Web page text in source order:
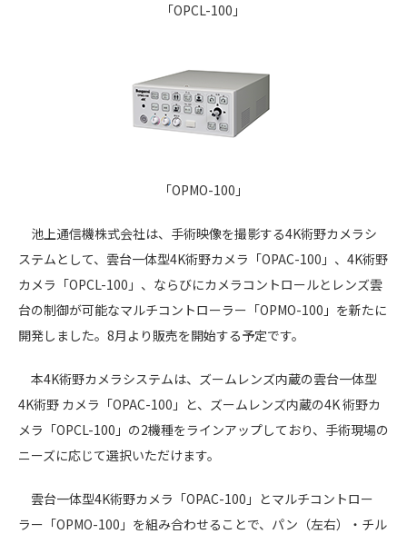
「OPCL-100」
「OPMO-100」
池上通信機株式会社は、手術映像を撮影する4K術野カメラシ
ステムとして、雲台一体型4K術野カメラ「OPAC-100」、4K術野
カメラ「OPCL-100」、ならびにカメラコントロールとレンズ雲
台の制御が可能なマルチコントローラー「OPMO-100」を新たに
開発しました。8月より販売を開始する予定です。
本4K術野カメラシステムは、ズームレンズ内蔵の雲台一体型
4K術野 カメラ「OPAC-100」と、ズームレンズ内蔵の4K 術野カ
メラ「OPCL-100」の2機種をラインアップしており、手術現場の
ニーズに応じて選択いただけます。
雲台一体型4K術野カメラ「OPAC-100」とマルチコントロー
ラー「OPMO-100」を組み合わせることで、パン（左右）・チル